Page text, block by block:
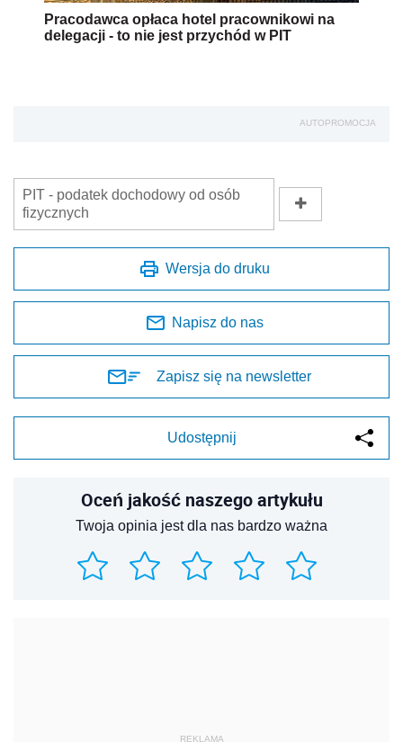
Pracodawca opłaca hotel pracownikowi na
delegacji - to nie jest przychód w PIT
AUTOPROMOCJA
PIT - podatek dochodowy od osób
fizycznych
Wersja do druku
Napisz do nas
Zapisz się na newsletter
Udostępnij
Oceń jakość naszego artykułu
Twoja opinia jest dla nas bardzo ważna
REKLAMA